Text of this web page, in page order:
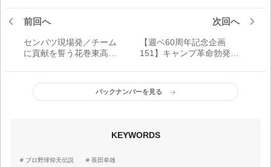
前回へ
センバツ現場発／チーム
に貢献を誓う花巻東高の
西舘勇陽
次回へ
【週ベ60周年記念企画
151】キャンプ革命勃発
号】
バックナンバーを見る
KEYWORDS
プロ野球仰天伝説 長田幸雄